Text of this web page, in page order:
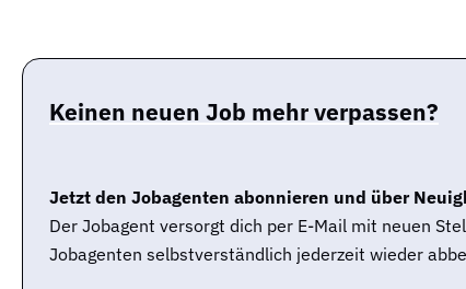
Keinen neuen Job mehr verpassen?
Jetzt den Jobagenten abonnieren und über
Der Jobagent versorgt dich per E-Mail mit neuen
Jobagenten selbstverständlich jederzeit wieder